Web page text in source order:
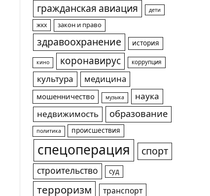
гражданская авиация дети
жкх закон и право
здравоохранение история
кино коронавирус коррупция
культура медицина
мошенничество музыка
наука
недвижимость
образование
политика происшествия
спецоперация спорт
строительство суд
терроризм транспорт